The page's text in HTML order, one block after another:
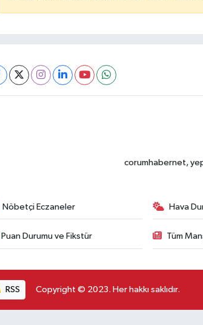
corumhabernet,
Nöbetçi Eczaneler Hava
Puan Durumu ve Fikstür Tüm
RSS Copyright © 2023. Her hakkı saklıdır.